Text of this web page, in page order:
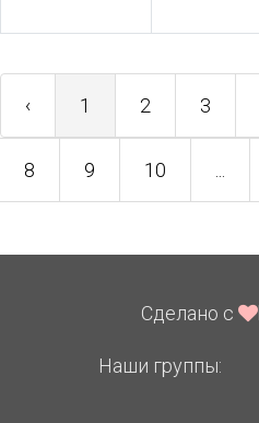
‹ 1 2 3
8 9 10
Сделано с
Наши группы: